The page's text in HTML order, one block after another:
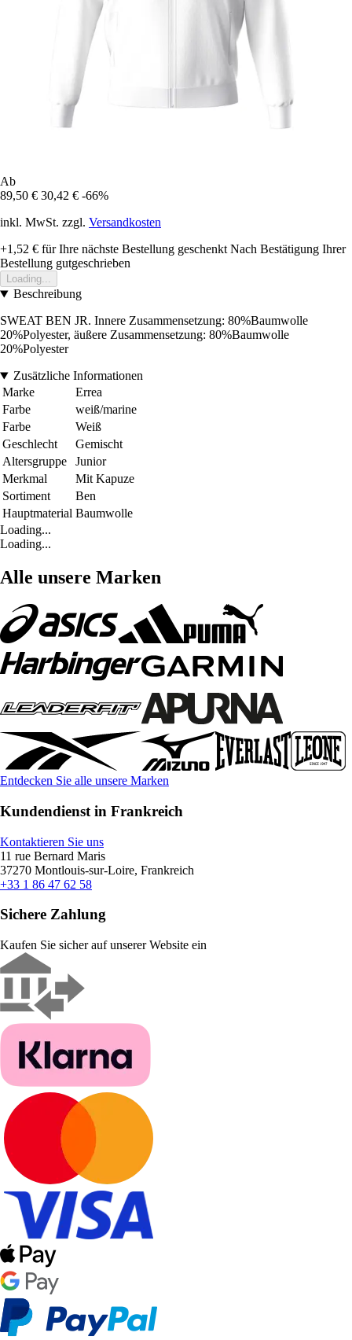
Ab
89,50 € 30,42 € -66%
inkl. MwSt. zzgl. Versandkosten
+1,52 € für Ihre nächste Bestellung geschenkt Nach Bestätigung Ihrer
Bestellung gutgeschrieben
Loading...
Beschreibung
SWEAT BEN JR. Innere Zusammensetzung: 80%Baumwolle
20%Polyester, äußere Zusammensetzung: 80%Baumwolle
20%Polyester
Zusätzliche Informationen
Marke
Errea
Farbe
weiß/marine
Farbe
Weiß
Geschlecht
Gemischt
Altersgruppe
Junior
Merkmal
Mit Kapuze
Sortiment
Ben
Hauptmaterial Baumwolle
Loading...
Loading...
Alle unsere Marken
Entdecken Sie alle unsere Marken
Kundendienst in Frankreich
Kontaktieren Sie uns
11 rue Bernard Maris
37270 Montlouis-sur-Loire, Frankreich
+33 1 86 47 62 58
Sichere Zahlung
Kaufen Sie sicher auf unserer Website ein